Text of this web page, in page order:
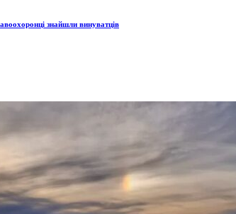
знайшли винуватців